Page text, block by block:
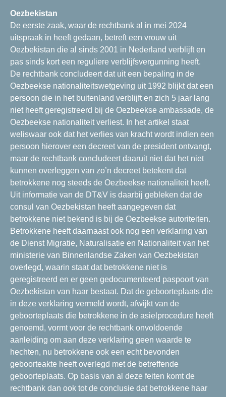
Oezbekistan
De eerste zaak, waar de rechtbank al in mei 2024
uitspraak in heeft gedaan, betreft een vrouw uit
Oezbekistan die al sinds 2001 in Nederland verblijft en
pas sinds kort een reguliere verblijfsvergunning heeft.
De rechtbank concludeert dat uit een bepaling in de
Oezbeekse nationaliteitswetgeving uit 1992 blijkt dat een
persoon die in het buitenland verblijft en zich 5 jaar lang
niet heeft geregistreerd bij de Oezbeekse ambassade, de
Oezbeekse nationaliteit verliest. In het artikel staat
weliswaar ook dat het verlies van kracht wordt indien een
persoon hierover een decreet van de president ontvangt,
maar de rechtbank concludeert daaruit niet dat het niet
kunnen overleggen van zo’n decreet betekent dat
betrokkene nog steeds de Oezbeekse nationaliteit heeft.
Uit informatie van de DT&V is daarbij gebleken dat de
consul van Oezbekistan heeft aangegeven dat
betrokkene niet bekend is bij de Oezbeekse autoriteiten.
Betrokkene heeft daarnaast ook nog een verklaring van
de Dienst Migratie, Naturalisatie en Nationaliteit van het
ministerie van Binnenlandse Zaken van Oezbekistan
overlegd, waarin staat dat betrokkene niet is
geregistreerd en er geen gedocumenteerd paspoort van
Oezbekistan van haar bestaat. Dat de geboorteplaats die
in deze verklaring vermeld wordt, afwijkt van de
geboorteplaats die betrokkene in de asielprocedure heeft
genoemd, vormt voor de rechtbank onvoldoende
aanleiding om aan deze verklaring geen waarde te
hechten, nu betrokkene ook een echt bevonden
geboorteakte heeft overlegd met de betreffende
geboorteplaats. Op basis van al deze feiten komt de
rechtbank dan ook tot de conclusie dat betrokkene haar